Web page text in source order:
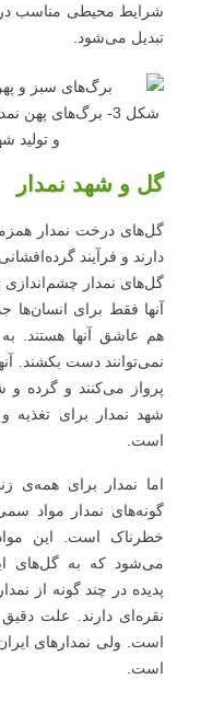
شرایط محیطی مناسب
تبدیل می‌شود.
شکل 3- برگ‌های
و تولید
گل و شهد نمدار
گل‌های درخت نمدار
دارند و فرآیند
گل‌های نمدار چشم‌اندازی
آنها فقط برای انسان‌ها
هم عاشق آنها هستند.
نمی‌توانند دست بکشند.
پرواز می‌کنند و گرده و
شهد نمدار برای تغذیه
است.
اما نمدار برای همه‌ی
گونه‌های نمدار مواد
خطرناک است. این
می‌شود که به گل‌های
پدیده در چند گونه از
نقره‌ای دارند. علت
است. ولی نمدارهای
است.